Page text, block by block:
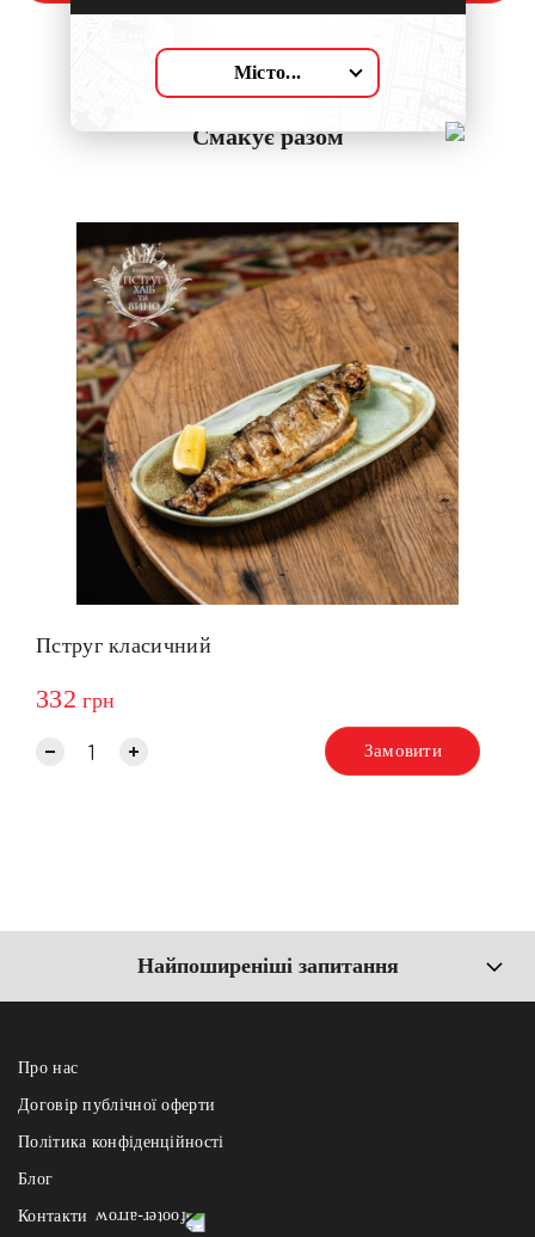
Смакує разом
Пструг класичний
332 грн
Замовити
Найпоширеніші запитання
Про нас
Договір публічної оферти
Політика конфіденційності
Блог
Контакти
Місто...